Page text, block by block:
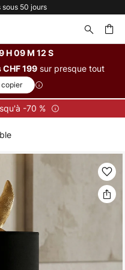
sous 50 jours
H 09 M 12 S
CHF 199 sur presque tout
copier
-70 %